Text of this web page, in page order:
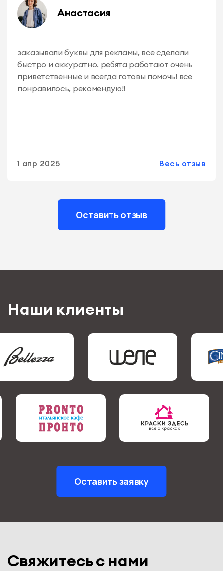
Оставить отзыв
Анастасия
заказывали буквы для рекламы, все сделали
быстро и аккуратно. ребята работают очень
приветственные и всегда готовы помочь! все
понравилось, рекомендую!!
Весь отзыв
1 апр 2025
Наши клиенты
Оставить заявку
Свяжитесь с нами